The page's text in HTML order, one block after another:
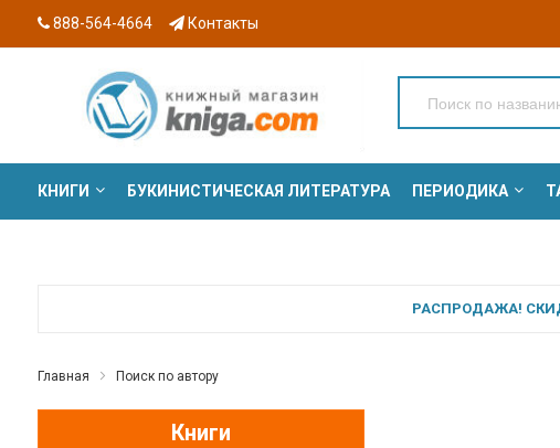
888-564-4664 Контакты
КНИГИ БУКИНИСТИЧЕСКАЯ ЛИТЕРАТУРА ПЕРИОДИКА
РАСПРОДАЖА!
Главная Поиск по автору
Книги